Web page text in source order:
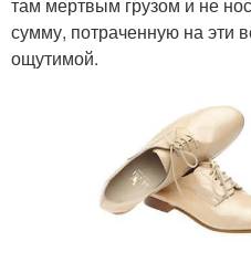
сумму, потраченную на эти
ощутимой.